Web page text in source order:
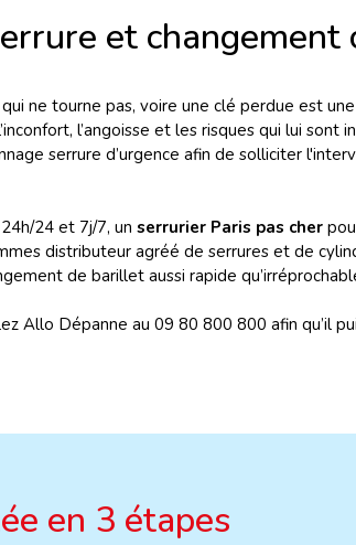
et changement
ne tourne pas, voire une clé perdue est
l’angoisse et les risques qui lui sont
serrure d’urgence afin de solliciter
24 et 7j/7, un serrurier Paris pas cher
distributeur agréé de serrures et de
de barillet aussi rapide
Allo Dépanne au 09 80 800 800 afin qu’il
en 3 étapes